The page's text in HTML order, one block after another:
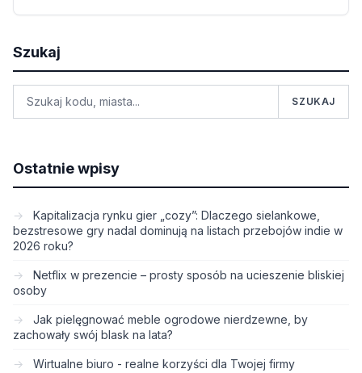
Szukaj
SZUKAJ
Ostatnie wpisy
Kapitalizacja rynku gier „cozy”: Dlaczego sielankowe,
bezstresowe gry nadal dominują na listach przebojów indie w
2026 roku?
Netflix w prezencie – prosty sposób na ucieszenie bliskiej
osoby
Jak pielęgnować meble ogrodowe nierdzewne, by
zachowały swój blask na lata?
Wirtualne biuro - realne korzyści dla Twojej firmy